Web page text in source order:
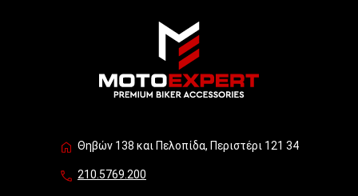
Θηβών 138 και Πελοπίδα, Περιστέρι 121 34
210.5769.200